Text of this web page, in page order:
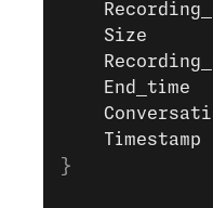
	Size
	End_time
	Timestamp
}